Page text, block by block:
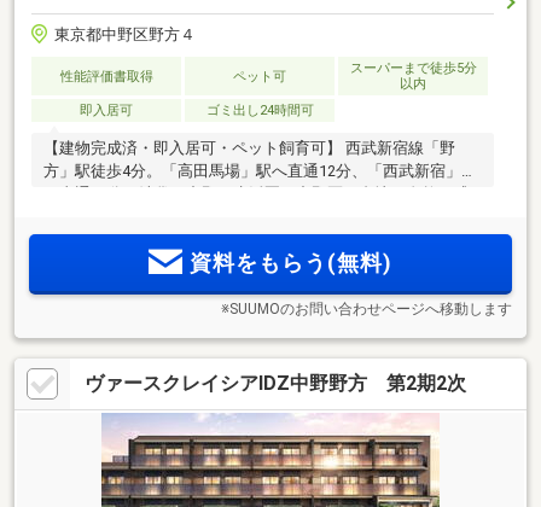
東京都中野区野方４
性能評価書取得 ペット可
スーパーまで徒歩5分
以内
即入居可
ゴミ出し24時間可
【建物完成済・即入居可・ペット飼育可】 西武新宿線「野
方」駅徒歩4分。「高田馬場」駅へ直通12分、「西武新宿」駅
を採用し、快適性・プライバシー性・防犯性に配慮。
資料をもらう(無料)
※SUUMOのお問い合わせページへ移動します
ヴァースクレイシアIDZ中野野方 第2期2次